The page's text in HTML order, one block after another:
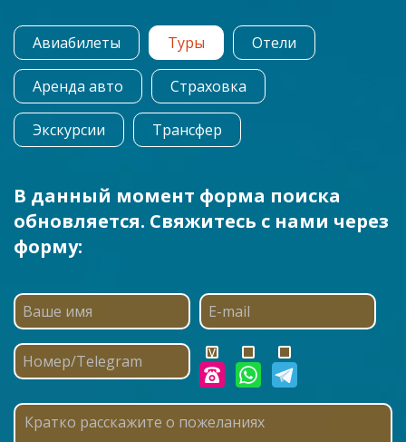
Авиабилеты Туры Отели
Аренда авто Страховка
Экскурсии Трансфер
В данный момент форма поиска
обновляется. Свяжитесь с нами через
форму: